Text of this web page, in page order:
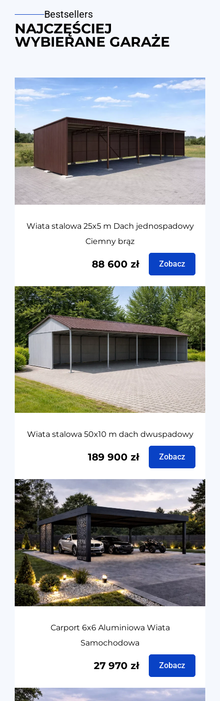
Bestsellers
NAJCZĘŚCIEJ
WYBIERANE GARAŻE
Wiata stalowa 25x5 m Dach jednospadowy
Ciemny brąz
88 600 zł Zobacz
Wiata stalowa 50x10 m dach dwuspadowy
189 900 zł Zobacz
Carport 6x6 Aluminiowa Wiata
Samochodowa
27 970 zł Zobacz